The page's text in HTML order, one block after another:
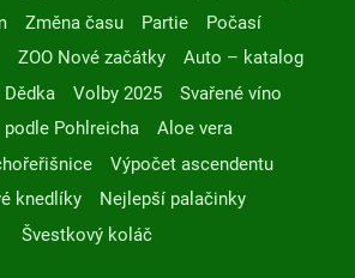
Změna času Partie
Počasí
ZOO Nové začátky
Auto – katalog
Volby 2025
Svařené víno
podle Pohlreicha
Aloe vera
Výpočet ascendentu
knedlíky
Nejlepší palačinky
Švestkový koláč